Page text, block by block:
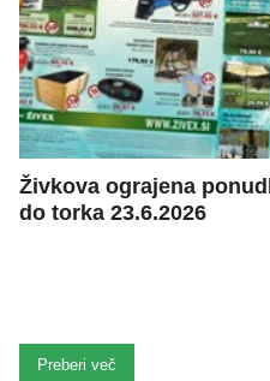
Živkova ograjena
do torka 23.6.2026
Preberi več